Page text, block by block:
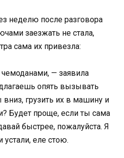
неделю после разговора
заезжать не стала,
сама их привезла:
— заявила
опять вызывать
вниз, грузить их в машину и
Будет проще, если ты сама
быстрее, пожалуйста. Я
устали, еле стою.